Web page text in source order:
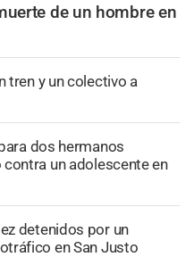
de un hombre en
tren y un colectivo a
dos hermanos
un adolescente en
detenidos por un
en San Justo